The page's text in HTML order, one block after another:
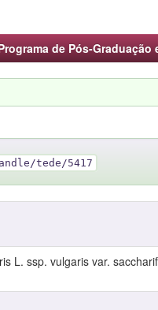
de Pós-Graduação
tede/5417
L. ssp. vulgaris var.